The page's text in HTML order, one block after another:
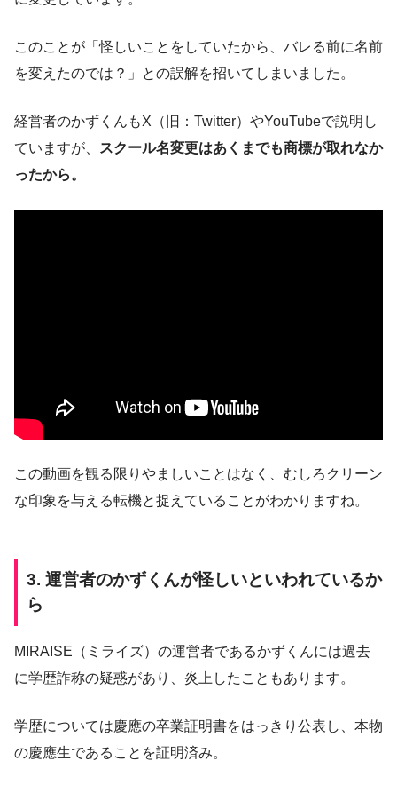
このことが「怪しいことをしていたから、バレる前に名前
を変えたのでは？」との誤解を招いてしまいました。
経営者のかずくんもX（旧：Twitter）やYouTubeで説明し
ていますが、
スクール名変更はあくまでも商標が取れなか
ったから。
この動画を観る限りやましいことはなく、むしろクリーン
な印象を与える転機と捉えていることがわかりますね。
3. 運営者のかずくんが怪しいといわれているか
ら
MIRAISE（ミライズ）の運営者であるかずくんには過去
に学歴詐称の疑惑があり、炎上したこともあります。
学歴については慶應の卒業証明書をはっきり公表し、本物
の慶應生であることを証明済み。